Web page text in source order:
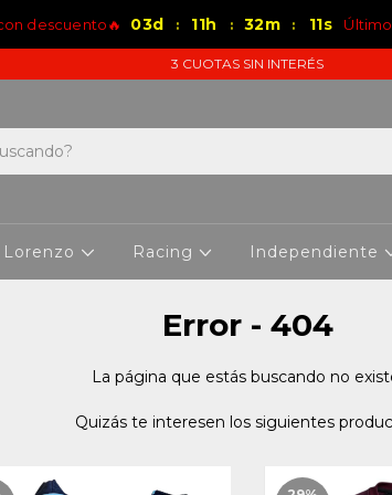
descuento🔥 03d : 11h : 32m : 10s
3 CUOTAS SIN INTERÉS
Lorenzo Racing Independiente
Error - 404
La página que estás buscando no
Quizás te interesen los siguientes